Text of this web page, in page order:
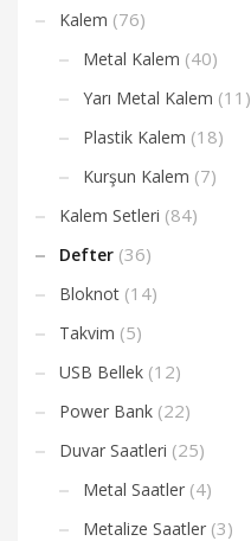
Kalem (76)
Metal Kalem (40)
Yarı Metal Kalem (11)
Plastik Kalem (18)
Kurşun Kalem (7)
Kalem Setleri (84)
Defter (36)
Bloknot (14)
Takvim (5)
USB Bellek (12)
Power Bank (22)
Duvar Saatleri (25)
Metal Saatler (4)
Metalize Saatler (3)